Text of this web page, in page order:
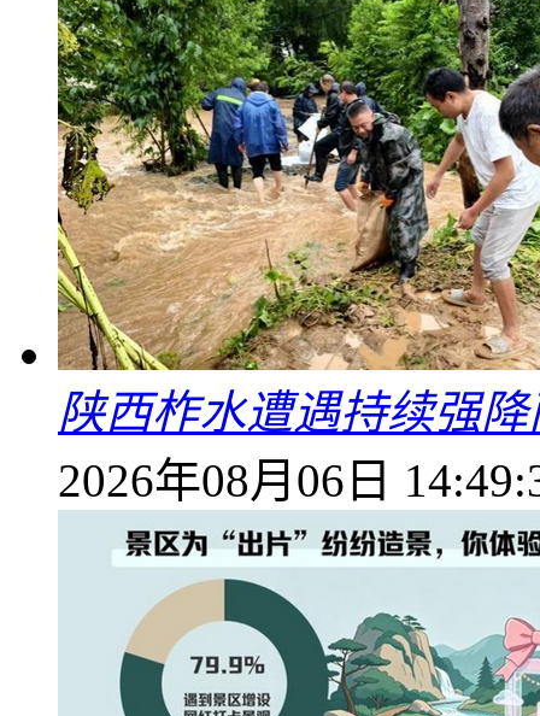
陕西柞水遭遇持续强
2026年08月06日